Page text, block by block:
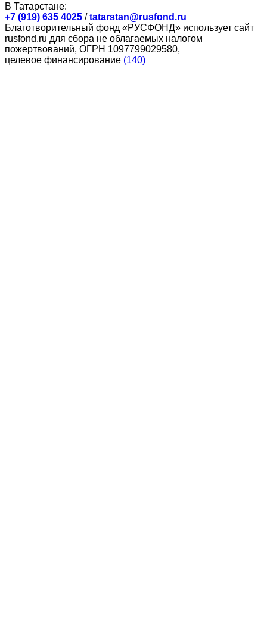
В Татарстане:
+7 (919) 635 4025 /tatarstan@rusfond.ru
Благотворительный фонд «РУСФОНД» использует сайт
rusfond.ru для сбора не облагаемых налогом
пожертвований, ОГРН 1097799029580,
целевое финансирование (140)